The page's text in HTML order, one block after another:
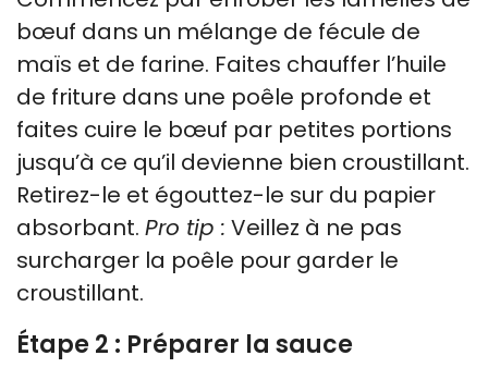
bœuf dans un mélange de fécule de
maïs et de farine. Faites chauffer l’huile
de friture dans une poêle profonde et
faites cuire le bœuf par petites portions
jusqu’à ce qu’il devienne bien croustillant.
Retirez-le et égouttez-le sur du papier
absorbant. Pro tip : Veillez à ne pas
surcharger la poêle pour garder le
croustillant.
Étape 2 : Préparer la sauce